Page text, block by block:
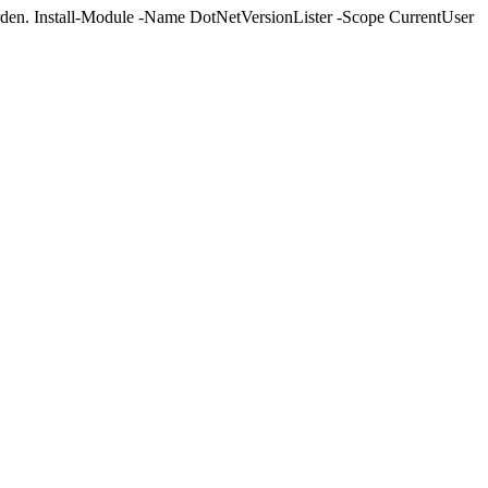
Install-Module -Name DotNetVersionLister -Scope CurrentUser